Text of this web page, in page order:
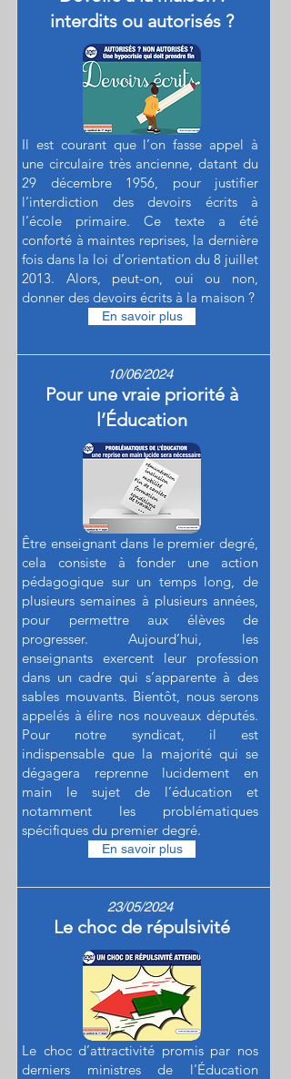
interdits ou autorisés ?
Il est courant que l’on fasse appel à
une circulaire très ancienne, datant du
29 décembre 1956, pour justifier
l’interdiction des devoirs écrits à
l’école primaire. Ce texte a été
conforté à maintes reprises, la dernière
fois dans la loi d’orientation du 8 juillet
2013. Alors, peut-on, oui ou non,
donner des devoirs écrits à la maison ?
En savoir plus
10/06/2024
Pour une vraie priorité à
l’Éducation
Être enseignant dans le premier degré,
cela consiste à fonder une action
pédagogique sur un temps long, de
plusieurs semaines à plusieurs années,
pour permettre aux élèves de
progresser. Aujourd’hui, les
enseignants exercent leur profession
dans un cadre qui s’apparente à des
sables mouvants. Bientôt, nous serons
appelés à élire nos nouveaux députés.
Pour notre syndicat, il est
indispensable que la majorité qui se
dégagera reprenne lucidement en
main le sujet de l’éducation et
notamment les problématiques
spécifiques du premier degré.
En savoir plus
23/05/2024
Le choc de répulsivité
Le choc d’attractivité promis par nos
derniers ministres de l’Éducation